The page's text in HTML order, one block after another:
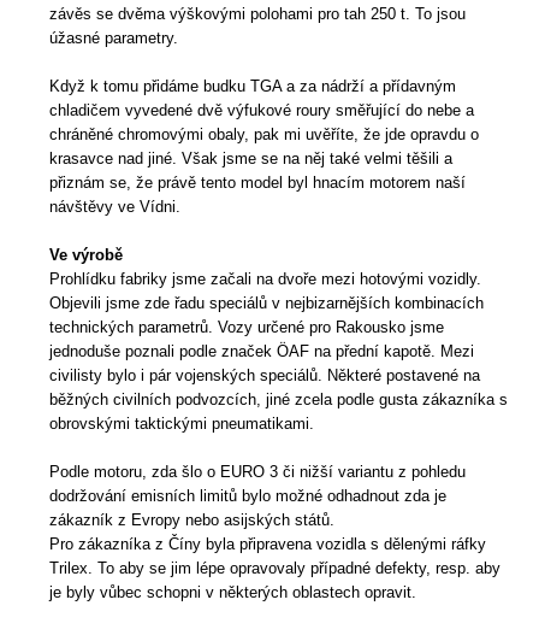
závěs se dvěma výškovými polohami pro tah 250 t. To jsou
úžasné parametry.
Když k tomu přidáme budku TGA a za nádrží a přídavným
chladičem vyvedené dvě výfukové roury směřující do nebe a
chráněné chromovými obaly, pak mi uvěříte, že jde opravdu o
krasavce nad jiné. Však jsme se na něj také velmi těšili a
přiznám se, že právě tento model byl hnacím motorem naší
návštěvy ve Vídni.
Ve výrobě
Prohlídku fabriky jsme začali na dvoře mezi hotovými vozidly.
Objevili jsme zde řadu speciálů v nejbizarnějších kombinacích
technických parametrů. Vozy určené pro Rakousko jsme
jednoduše poznali podle značek ÖAF na přední kapotě. Mezi
civilisty bylo i pár vojenských speciálů. Některé postavené na
běžných civilních podvozcích, jiné zcela podle gusta zákazníka s
obrovskými taktickými pneumatikami.
Podle motoru, zda šlo o EURO 3 či nižší variantu z pohledu
dodržování emisních limitů bylo možné odhadnout zda je
zákazník z Evropy nebo asijských států.
Pro zákazníka z Číny byla připravena vozidla s dělenými ráfky
Trilex. To aby se jim lépe opravovaly případné defekty, resp. aby
je byly vůbec schopni v některých oblastech opravit.